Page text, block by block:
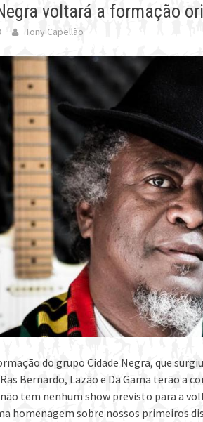
voltará a formação
Tony Capellão
do grupo Cidade Negra, que
Bernardo, Lazão e Da Gama terão a
tem nenhum show previsto para a
homenagem sobre nossos primeiros